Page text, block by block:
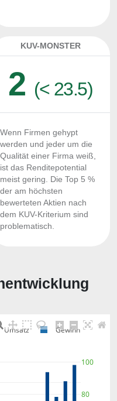
KUV-MONSTER
2 (< 23.5)
Wenn Firmen gehypt
werden und jeder um die
Qualität einer Firma weiß,
ist das Renditepotential
meist gering. Die Top 5 %
der am höchsten
bewerteten Aktien nach
dem KUV-Kriterium sind
problematisch.
80
100
Umsatz Gewinn